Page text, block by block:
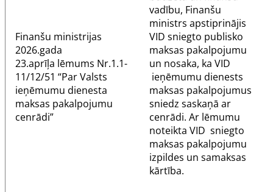
Finanšu ministrijas
2026.gada
23.aprīļa lēmums Nr.1.1-
11/12/51 “Par Valsts
ieņēmumu dienesta
maksas pakalpojumu
cenrādi”
vadību, Finanšu
ministrs apstiprinājis
VID sniegto publisko
maksas pakalpojumu
un nosaka, ka VID
ieņēmumu dienests
maksas pakalpojumus
sniedz saskaņā ar
cenrādi. Ar lēmumu
noteikta VID sniegto
maksas pakalpojumu
izpildes un samaksas
kārtība.